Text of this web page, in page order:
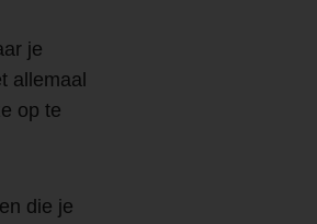
je
allemaal
op te
die je